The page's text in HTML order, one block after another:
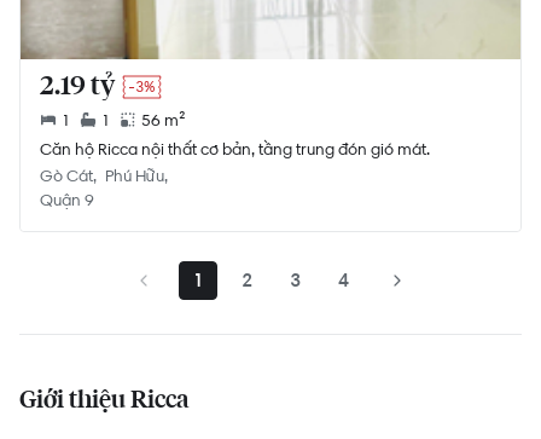
2.19 tỷ -3%
1 1
56 m²
Căn hộ Ricca nội thất cơ bản, tầng trung đón gió mát.
Gò Cát
Phú Hữu
Quận 9
1 2 3 4
Giới thiệu Ricca